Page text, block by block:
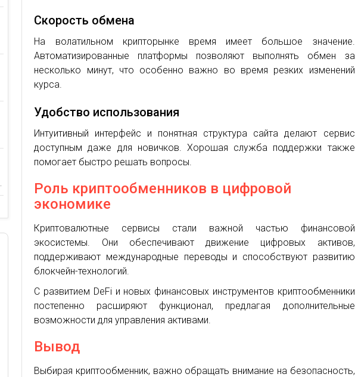
Скорость обмена
На волатильном крипторынке время имеет большое значение.
Автоматизированные платформы позволяют выполнять обмен за
несколько минут, что особенно важно во время резких изменений
курса.
Удобство использования
Интуитивный интерфейс и понятная структура сайта делают сервис
доступным даже для новичков. Хорошая служба поддержки также
помогает быстро решать вопросы.
Роль криптообменников в цифровой
экономике
Криптовалютные сервисы стали важной частью финансовой
экосистемы. Они обеспечивают движение цифровых активов,
поддерживают международные переводы и способствуют развитию
блокчейн-технологий.
С развитием DeFi и новых финансовых инструментов криптообменники
постепенно расширяют функционал, предлагая дополнительные
возможности для управления активами.
Вывод
Выбирая криптообменник, важно обращать внимание на безопасность,